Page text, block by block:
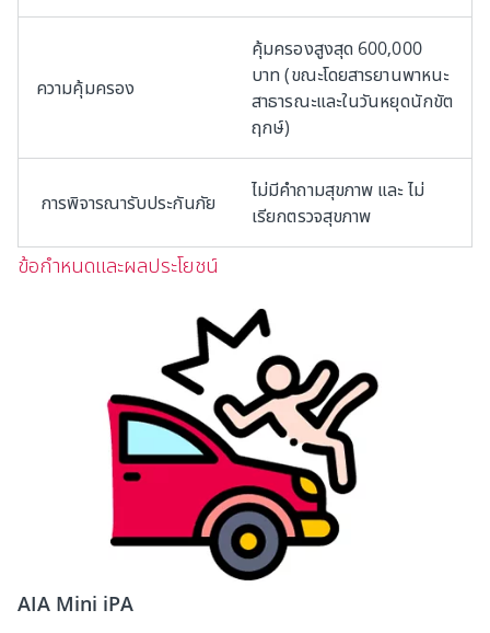
ความคุ้มครอง
คุ้มครองสูงสุด 600,000
บาท (ขณะโดยสารยานพาหนะ
สาธารณะและในวันหยุดนักขัต
ฤกษ์)
การพิจารณารับประกันภัย
ไม่มีคำถามสุขภาพ และ ไม่
เรียกตรวจสุขภาพ
ข้อกำหนดและผลประโยชน์
AIA Mini iPA